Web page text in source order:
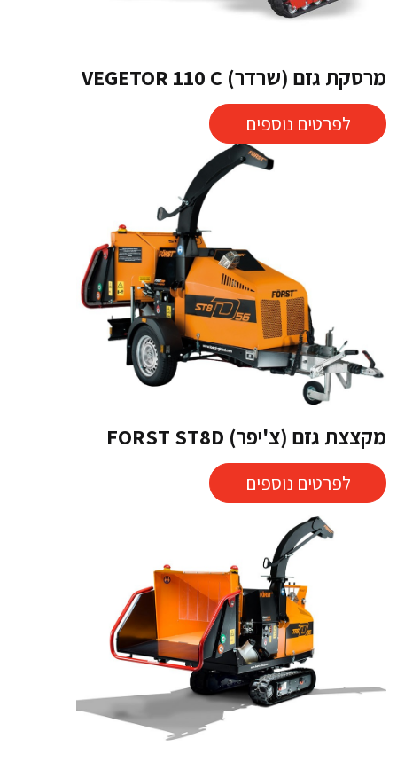
מרסקת גזם (שרדר) VEGETOR 110 C
לפרטים נוספים
מקצצת גזם (צ'יפר) FORST ST8D
לפרטים נוספים